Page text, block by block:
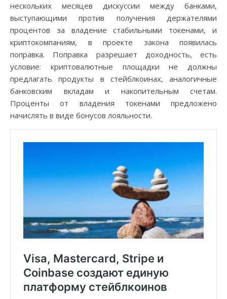
нескольких месяцев дискуссии между банками,
выступающими против получения держателями
процентов за владение стабильными токенами, и
криптокомпаниям, в проекте закона появилась
поправка. Поправка разрешает доходность, есть
условие: криптовалютные площадки не должны
предлагать продукты в стейблкоинах, аналогичные
банковским вкладам и накопительным счетам.
Проценты от владения токенами предложено
начислять в виде бонусов лояльности.